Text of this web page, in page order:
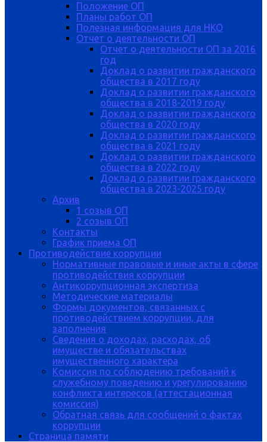
Положение ОП
Планы работ ОП
Полезная информация для НКО
Отчет о деятельности ОП
Отчет о деятельности ОП за 2016
год
Доклад о развитии гражданского
общества в 2017 году
Доклад о развитии гражданского
общества в 2018-2019 году
Доклад о развитии гражданского
общества в 2020 году
Доклад о развитии гражданского
общества в 2021 году
Доклад о развитии гражданского
общества в 2022 году
Доклад о развитии гражданского
общества в 2023-2025 году
Архив
1 созыв ОП
2 созыв ОП
Контакты
График приема ОП
Противодействие коррупции
Нормативные правовые и иные акты в сфере
противодействия коррупции
Антикоррупционная экспертиза
Методические материалы
Формы документов, связанных с
противодействием коррупции, для
заполнения
Сведения о доходах, расходах, об
имуществе и обязательствах
имущественного характера
Комиссия по соблюдению требований к
служебному поведению и урегулированию
конфликта интересов (аттестационная
комиссия)
Обратная связь для сообщений о фактах
коррупции
Страница памяти